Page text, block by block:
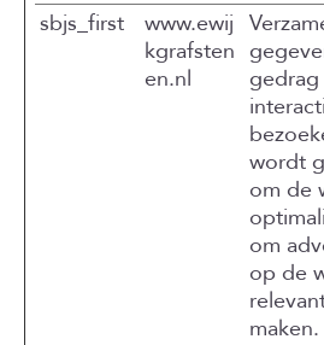
sbjs_first
www.ewij
kgrafsten
en.nl
gedrag
wordt
om de
om
op de
maken.